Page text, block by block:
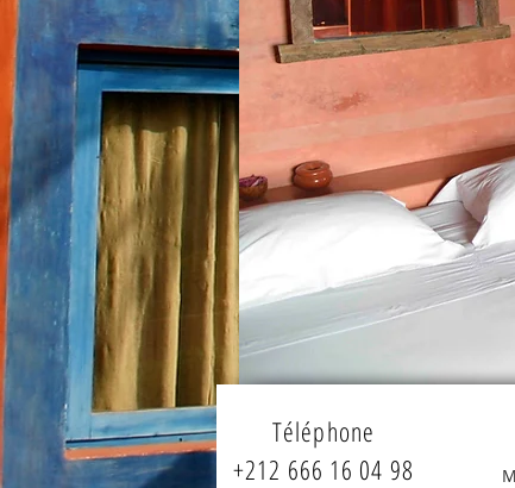
Téléphone
+212 666 16 04 98